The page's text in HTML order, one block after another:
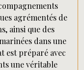
agrémentés de
ainsi que des
dans une
est préparé avec
une véritable